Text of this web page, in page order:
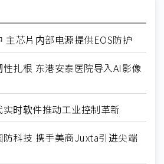
主芯片内部电源提供EOS防护
扎根 东港安泰医院导入AI影像
时软件推动工业控制革新
防科技 携手美商Juxta引进尖端